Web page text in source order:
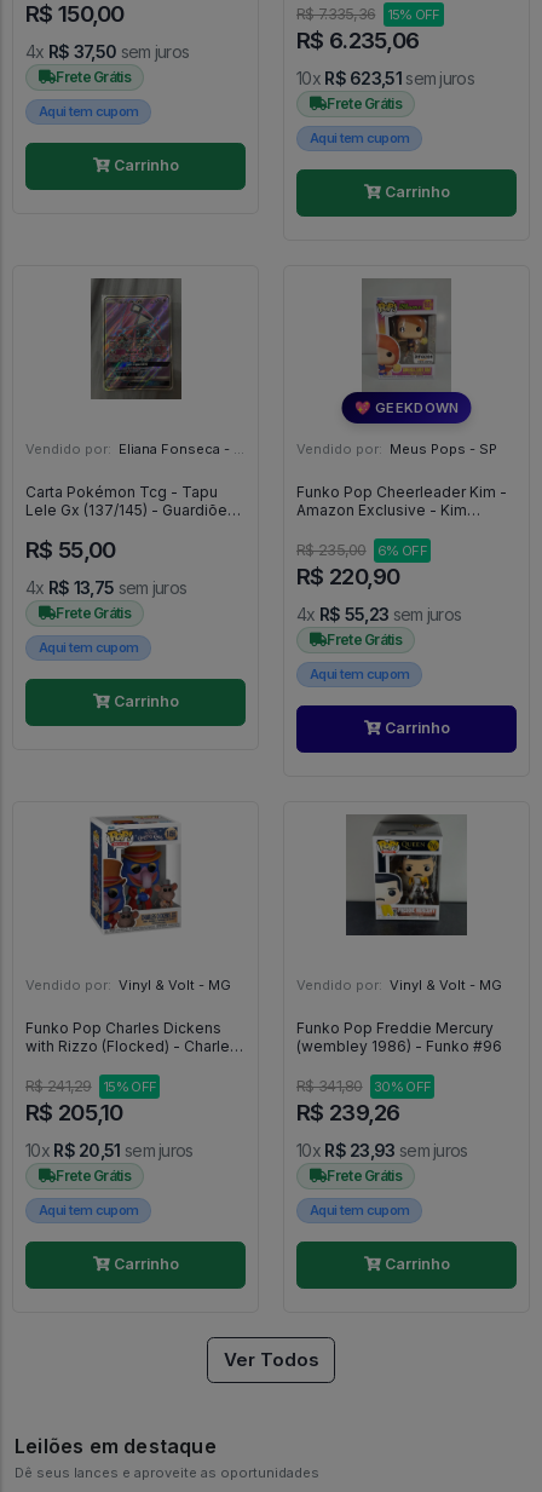
R$ 150,00
4x R$ 37,50 sem juros
Frete Grátis
Aqui tem cupom
Carrinho
R$ 7.335,36
15% OFF
R$ 6.235,06
10x R$ 623,51sem juros
Frete Grátis
Aqui tem cupom
Carrinho
Vendido por: Eliana Fonseca - SP
Carta Pokémon Tcg - Tapu
Lele Gx (137/145) - Guardiões
Copag
R$ 55,00
4x R$ 13,75 sem juros
Frete Grátis
Aqui tem cupom
Carrinho
💖 GEEKDOWN
Vendido por: Meus Pops - SP
Funko Pop Cheerleader Kim -
Amazon Exclusive - Kim
R$ 235,00
6% OFF
R$ 220,90
4x R$ 55,23 sem juros
Frete Grátis
Aqui tem cupom
Carrinho
Vendido por: Vinyl & Volt - MG
Funko Pop Charles Dickens
with Rizzo (Flocked) - Charles
R$ 241,29
15% OFF
R$ 205,10
10x R$ 20,51 sem juros
Frete Grátis
Aqui tem cupom
Carrinho
Vendido por: Vinyl & Volt - MG
Funko Pop Freddie Mercury
(wembley 1986) - Funko #96
R$ 341,80 30% OFF
R$ 239,26
10x R$ 23,93 sem juros
Frete Grátis
Aqui tem cupom
Carrinho
Ver Todos
Leilões em destaque
Dê seus lances e aproveite as oportunidades